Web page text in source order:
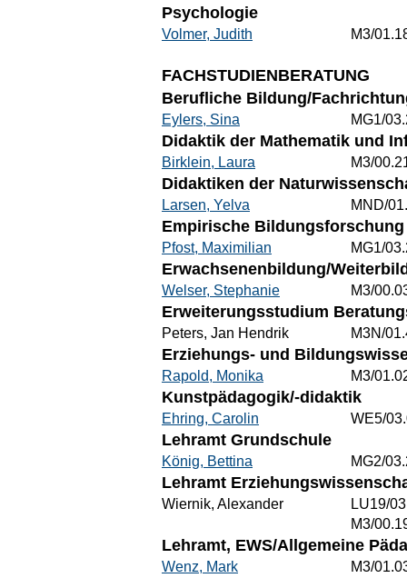
Psychologie
Volmer, Judith M3/
FACHSTUDIENBERATUNG
Berufliche Bildung/
Eylers, Sina MG1/
Didaktik der Mathematik und
Birklein, Laura M3/
Didaktiken der
Larsen, Yelva MND/
Empirische Bildungsforschung
Pfost, Maximilian MG1/
Erwachsenenbildung/
Welser, Stephanie M3/
Erweiterungsstudium
Peters, Jan Hendrik M3N/
Erziehungs- und
Rapold, Monika M3/
Kunstpädagogik/-didaktik
Ehring, Carolin WE5/
Lehramt Grundschule
König, Bettina MG2/
Lehramt
Wiernik, Alexander
LU19/
M3/
Lehramt, EWS/Allgemeine
Wenz, Mark M3/